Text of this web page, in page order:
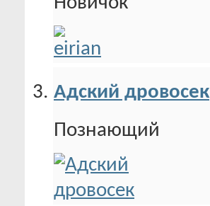
Адский дровосек
Познающий